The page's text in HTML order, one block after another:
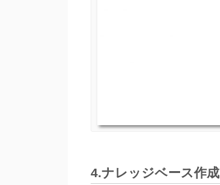
4.ナレッジベース作成